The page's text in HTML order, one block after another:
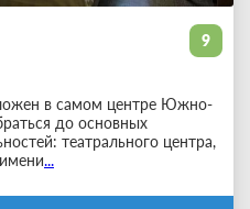
9
в самом центре Южно-
до основных
театрального центра,
...